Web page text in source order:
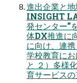
進出企業と
INSIGHT
発センター”
体DX推進に
に向け、連
学校教育に
と ２）多様
育サービス